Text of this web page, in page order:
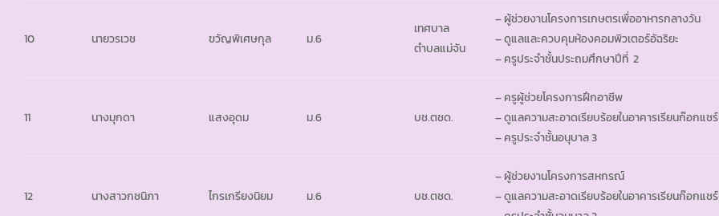
10 นายวรเวช ขวัญพิเศษกุล ม.6
เทศบาล
ตำบลแม่จัน
– ผู้ช่วยงานโครงการเกษตรเพื่ออาหารกลางวัน
– ดูแลและควบคุมห้องคอมพิวเตอร์อัฉริยะ
– ครูประจำชั้นประถมศึกษาปีที่ 2
11 นางมุกดา แสงอุดม ม.6 บช.ตชด.
– ครูผู้ช่วยโครงการฝึกอาชีพ
– ดูแลความสะอาดเรียบร้อยในอาคารเรียนก๊อกแ
– ครูประจำชั้นอนุบาล 3
12 นางสาวกชนิภา ไกรเกรียงนิยม ม.6 บช.ตชด.
– ผู้ช่วยงานโครงการสหกรณ์
– ดูแลความสะอาดเรียบร้อยในอาคารเรียนก๊อกแ